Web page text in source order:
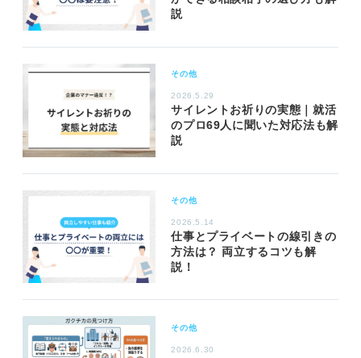
説
その他
2026.5.29
サイレントお祈りの実態｜就活
のプロ69人に聞いた対応法も解
説
その他
2026.5.14
仕事とプライベートの線引きの
方法は？ 両立するコツも解
説！
その他
2026.6.30